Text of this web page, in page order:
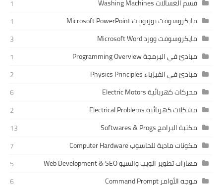
قسم الغسالات Washing Machines
1
مايكروسوفت بوربوينت Microsoft PowerPoint
1
مايكروسوفت وورد Microsoft Word
3
مبادئ في البرمجة Programming Overview
1
مبادئ في الفيزياء Physics Principles
2
محركات كهربائية Electric Motors
6
مشكلات كهربائية Electrical Problems
2
مكتبة البرامج Softwares & Progs
13
مكونات مادية للحاسوب Computer Hardware
7
مهارات تطوير الويب والسيو Web Development & SEO
5
موجه الأوامر Command Prompt
6